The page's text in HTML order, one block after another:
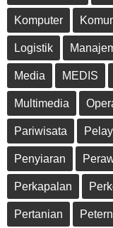
Komputer
Logistik
Media MEDIS
Multimedia
Pariwisata
Penyiaran
Perkapalan
Pertanian